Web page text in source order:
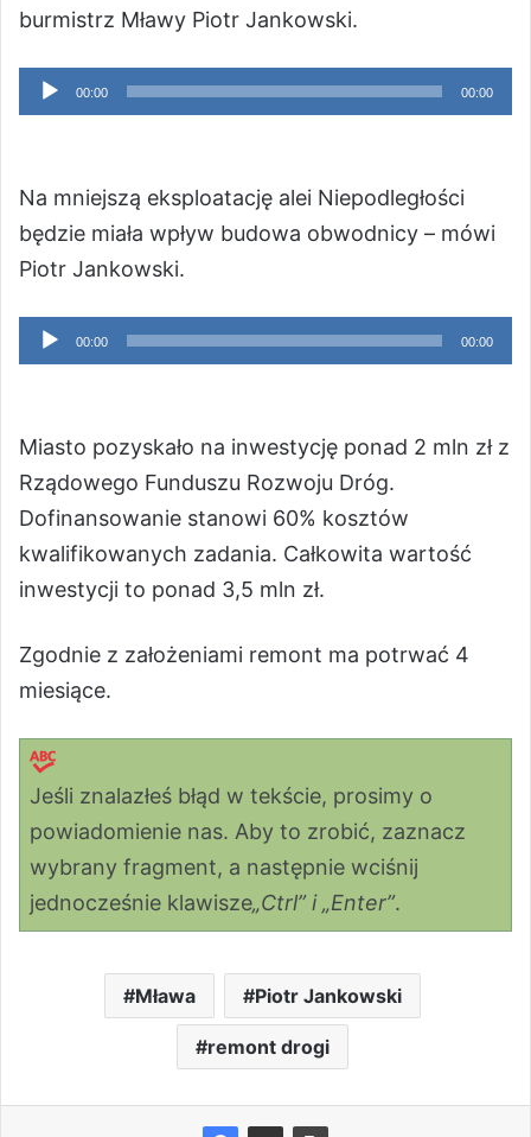
burmistrz Mławy Piotr Jankowski.
Odtwarzacz
plików
00:00 00:00
Na mniejszą eksploatację alei Niepodległości
będzie miała wpływ budowa obwodnicy – mówi
Piotr Jankowski.
Odtwarzacz
plików
00:00 00:00
Miasto pozyskało na inwestycję ponad 2 mln zł z
Rządowego Funduszu Rozwoju Dróg.
Dofinansowanie stanowi 60% kosztów
kwalifikowanych zadania. Całkowita wartość
inwestycji to ponad 3,5 mln zł.
Zgodnie z założeniami remont ma potrwać 4
miesiące.
Jeśli znalazłeś błąd w tekście, prosimy o
powiadomienie nas. Aby to zrobić, zaznacz
wybrany fragment, a następnie wciśnij
jednocześnie klawisze„Ctrl” i „Enter”.
Mława Piotr Jankowski
remont drogi